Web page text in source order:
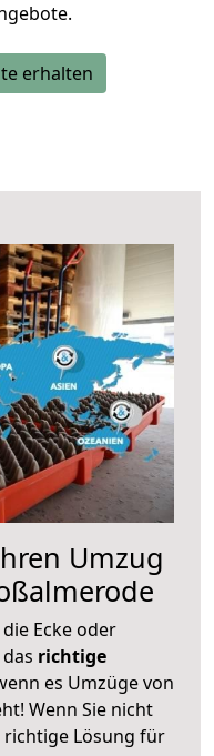
erhalten
Umzug
Ecke oder
richtige
es Umzüge von
Wenn Sie nicht
Lösung für